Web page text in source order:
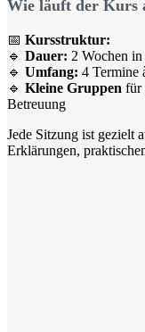
Wie läuft der Kurs
📅 Kursstruktur:
🔹 Dauer: 2 Wochen
🔹 Umfang: 4 Termine
🔹 Kleine Gruppen für
Betreuung
Jede Sitzung ist gezielt
Erklärungen,